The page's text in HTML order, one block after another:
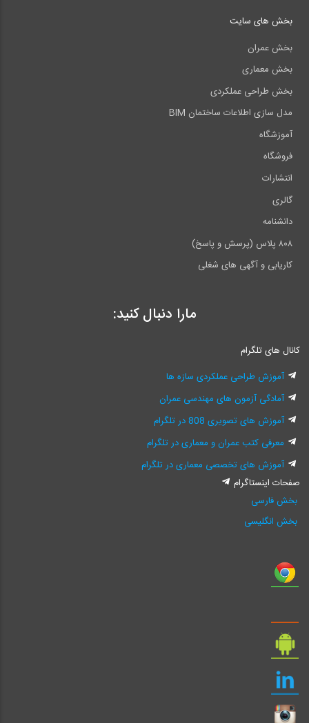
بخش های سایت
بخش عمران
بخش معماری
بخش طراحی عملکردی
مدل سازی اطلاعات ساختمان BIM
آموزشگاه
فروشگاه
انتشارات
گالری
دانشنامه
۸۰۸ پلاس (پرسش و پاسخ)
کاریابی و آگهی های شغلی
مارا دنبال کنید:
کانال های تلگرام
آموزش طراحی عملکردی سازه ها
آمادگی آزمون های مهندسی عمران
آموزش های تصویری 808 در تلگرام
معرفی کتب عمران و معماری در تلگرام
آموزش های تخصصی معماری در تلگرام
صفحات اینستاگرام
بخش فارسی
بخش انگلیسی